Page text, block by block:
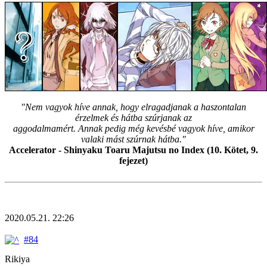
"Nem vagyok híve annak, hogy elragadjanak a haszontalan
érzelmek és hátba szúrjanak az
aggodalmamért. Annak pedig még kevésbé vagyok híve, amikor
valaki mást szúrnak hátba."
Accelerator - Shinyaku Toaru Majutsu no Index (10. Kötet, 9.
fejezet)
2020.05.21. 22:26
#84
Rikiya